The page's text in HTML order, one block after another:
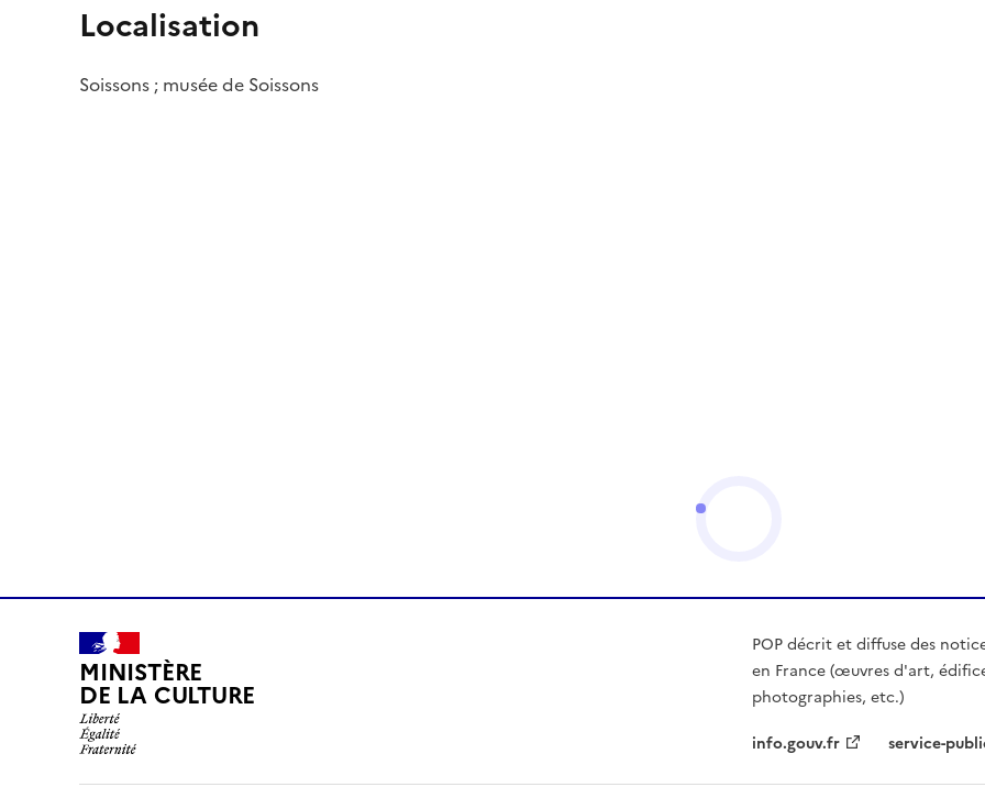
Localisation
Soissons ; musée de Soissons
MINISTÈRE
DE LA CULTURE
POP décrit et diffuse des
en France (œuvres d'art,
photographies, etc.)
info.gouv.fr
service-